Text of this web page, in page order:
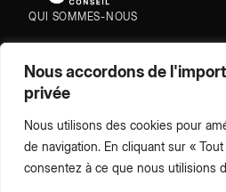
Nous accordons de
privée
Nous utilisons des cookies pour
de navigation. En cliquant sur «
consentez à ce que nous utilisions
QUI SOMMES-NOUS
ÉQUIPE
MENTIONS LÉGALES